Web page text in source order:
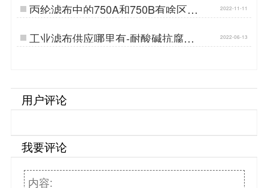
丙纶滤布中的750A和750B有啥区别
{丹娜鸶过滤}…
2022-11-11
工业滤布供应哪里有-耐酸碱抗腐蚀
{丹娜鸶过滤}…
2022-06-13
用户评论
我要评论